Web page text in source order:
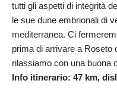
tutti gli aspetti di integrità
le sue dune embrionali di
mediterranea. Ci
prima di arrivare a Roseto
rilassiamo con una buona
Info itinerario: 47 km,